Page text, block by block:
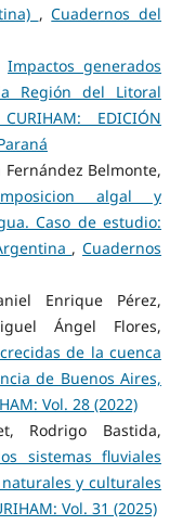
,Cuadernos del
Impactos generados
Región del Litoral
EDICIÓN
Belmonte,
algal y
Caso de estudio:
,Cuadernos
Enrique Pérez,
Ángel Flores,
de la cuenca
de Buenos Aires,
Vol. 28 (2022)
Rodrigo Bastida,
sistemas fluviales
y culturales
Vol. 31 (2025)